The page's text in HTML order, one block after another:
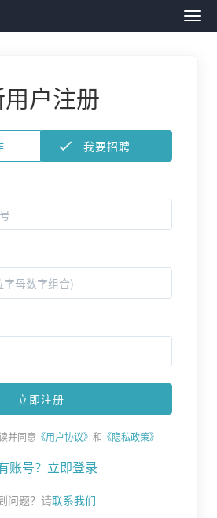
远
户注册
我要招聘
并同意 《用户协议》 和 《隐私政策》
账号？立即登录
问题？请联系我们